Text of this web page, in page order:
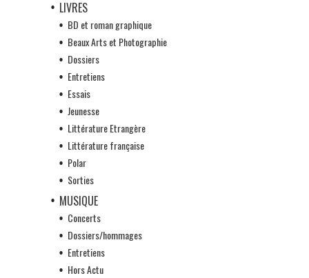
LIVRES
BD et roman graphique
Beaux Arts et Photographie
Dossiers
Entretiens
Essais
Jeunesse
Littérature Etrangère
Littérature française
Polar
Sorties
MUSIQUE
Concerts
Dossiers/hommages
Entretiens
Hors Actu